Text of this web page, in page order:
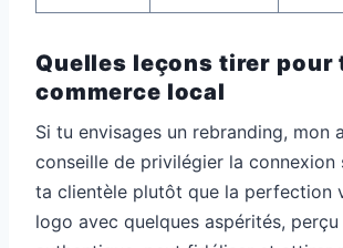
Quelles leçons tirer pour
commerce local
Si tu envisages un rebranding, mon
conseille de privilégier la connexion
ta clientèle plutôt que la perfection
logo avec quelques aspérités,